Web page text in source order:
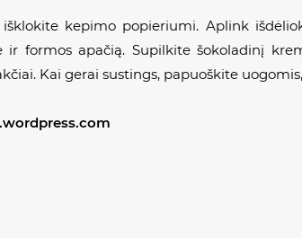
kepimo popieriumi. Aplink
ir formos apačią. Supilkite šokoladinį
Kai gerai sustings, papuoškite